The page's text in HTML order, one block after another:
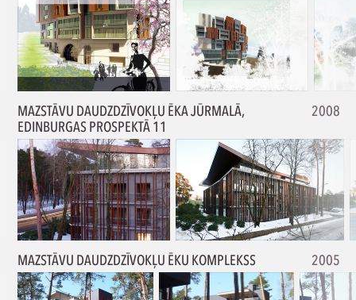
MAZSTĀVU DAUDZDZĪVOKĻU ĒKA JŪRMALĀ,
EDINBURGAS PROSPEKTĀ 11
2008
MAZSTĀVU DAUDZDZĪVOKĻU ĒKU KOMPLEKSS 2005